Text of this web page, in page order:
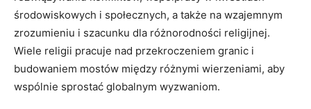
środowiskowych i społecznych, a także na wzajemnym
zrozumieniu i szacunku dla różnorodności religijnej.
Wiele religii pracuje nad przekroczeniem granic i
budowaniem mostów między różnymi wierzeniami, aby
wspólnie sprostać globalnym wyzwaniom.